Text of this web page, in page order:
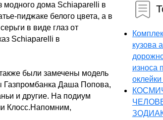
модного дома Schiaparelli в
пиджаке белого цвета, а в
в виде глаз от
Schiaparelli в
были замечены модель
Газпромбанка Даша Попова,
и другие. На подиум
Клосс.Напомним,
кузова
износа